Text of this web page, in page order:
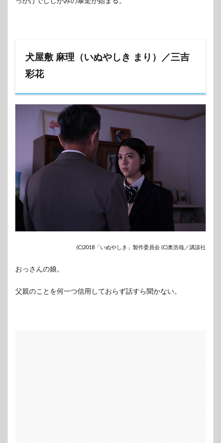
犬屋敷 麻理（いぬやしき まり）／三吉
彩花
(C)2018「いぬやしき」製作委員会 (C)奥浩哉／講談社
おっさんの娘。
父親のことを何一つ信用しておらず話すら聞かない。